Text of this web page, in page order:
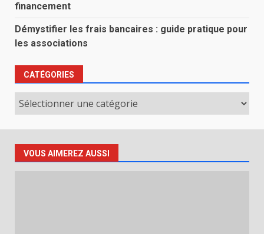
financement
Démystifier les frais bancaires : guide pratique pour
les associations
CATÉGORIES
Catégories
VOUS AIMEREZ AUSSI